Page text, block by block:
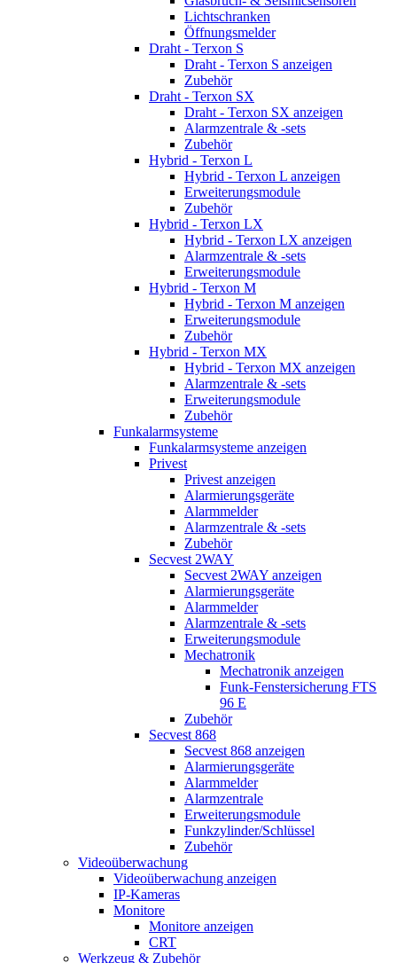
Lichtschranken
Öffnungsmelder
Draht - Terxon S
Draht - Terxon S anzeigen
Zubehör
Draht - Terxon SX
Draht - Terxon SX anzeigen
Alarmzentrale & -sets
Zubehör
Hybrid - Terxon L
Hybrid - Terxon L anzeigen
Erweiterungsmodule
Zubehör
Hybrid - Terxon LX
Hybrid - Terxon LX anzeigen
Alarmzentrale & -sets
Erweiterungsmodule
Hybrid - Terxon M
Hybrid - Terxon M anzeigen
Erweiterungsmodule
Zubehör
Hybrid - Terxon MX
Hybrid - Terxon MX anzeigen
Alarmzentrale & -sets
Erweiterungsmodule
Zubehör
Funkalarmsysteme
Funkalarmsysteme anzeigen
Privest
Privest anzeigen
Alarmierungsgeräte
Alarmmelder
Alarmzentrale & -sets
Zubehör
Secvest 2WAY
Secvest 2WAY anzeigen
Alarmierungsgeräte
Alarmmelder
Alarmzentrale & -sets
Erweiterungsmodule
Mechatronik
Mechatronik anzeigen
Funk-Fenstersicherung FTS
96 E
Zubehör
Secvest 868
Secvest 868 anzeigen
Alarmierungsgeräte
Alarmmelder
Alarmzentrale
Erweiterungsmodule
Funkzylinder/Schlüssel
Zubehör
Videoüberwachung
Videoüberwachung anzeigen
IP-Kameras
Monitore
Monitore anzeigen
CRT
Werkzeug & Zubehör